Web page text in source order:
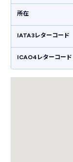
葉だけでなく全国各地
セルホテルやシャワー
ぶ電車がターミナルに
便利です。
所在
IATA3レターコード
ICAO4レターコード